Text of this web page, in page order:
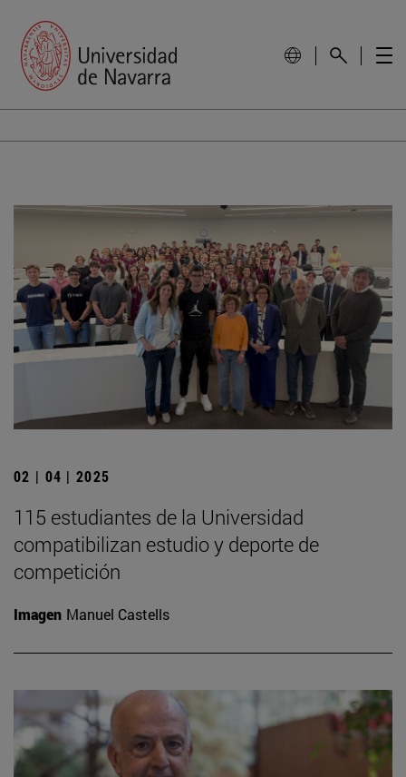
02 | 04 | 2025
115 estudiantes de la Universidad
compatibilizan estudio y deporte de
competición
Imagen Manuel Castells